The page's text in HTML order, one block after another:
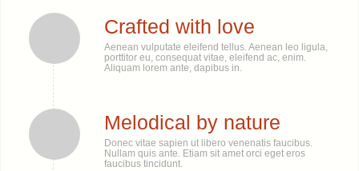
Crafted with love
Aenean vulputate eleifend tellus. Aenean leo ligula,
porttitor eu, consequat vitae, eleifend ac, enim.
Aliquam lorem ante, dapibus in.
Melodical by nature
Donec vitae sapien ut libero venenatis faucibus.
Nullam quis ante. Etiam sit amet orci eget eros
faucibus tincidunt.